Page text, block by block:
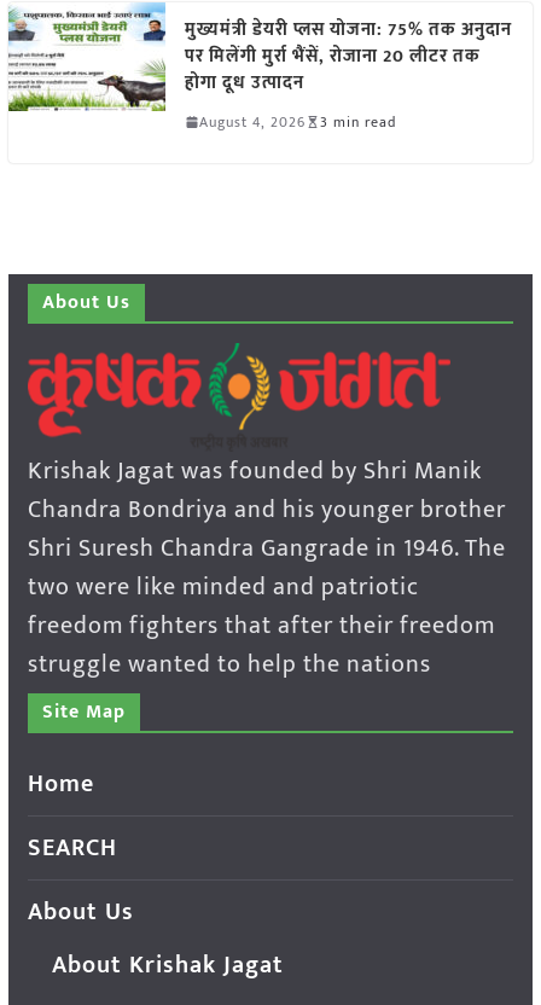
मुख्यमंत्री डेयरी प्लस योजना: 75% तक अनुदान
पर मिलेंगी मुर्रा भैंसें, रोजाना 20 लीटर तक
होगा दूध उत्पादन
August 4, 2026 3 min read
About Us
Krishak Jagat was founded by Shri Manik
Chandra Bondriya and his younger brother
Shri Suresh Chandra Gangrade in 1946. The
two were like minded and patriotic
freedom fighters that after their freedom
struggle wanted to help the nations
Site Map
Home
SEARCH
About Us
About Krishak Jagat